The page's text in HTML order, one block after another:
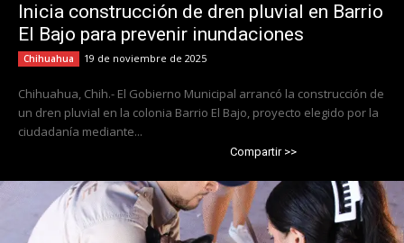
Inicia construcción de dren pluvial en Barrio
El Bajo para prevenir inundaciones
Chihuahua 19 de noviembre de 2025
Chihuahua, Chih.- El Gobierno Municipal arrancó la construcción de
un dren pluvial en la colonia Barrio El Bajo, proyecto elegido por la
ciudadanía mediante...
Compartir >>